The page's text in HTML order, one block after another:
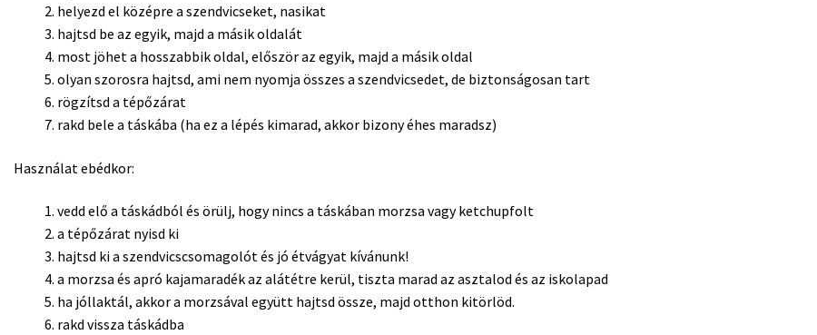
helyezd el középre a szendvicseket, nasikat
hajtsd be az egyik, majd a másik oldalát
most jöhet a hosszabbik oldal, először az egyik, majd a másik oldal
olyan szorosra hajtsd, ami nem nyomja összes a szendvicsedet, de biztonságosan tart
rögzítsd a tépőzárat
rakd bele a táskába (ha ez a lépés kimarad, akkor bizony éhes maradsz)
Használat ebédkor:
vedd elő a táskádból és örülj, hogy nincs a táskában morzsa vagy ketchupfolt
a tépőzárat nyisd ki
hajtsd ki a szendvicscsomagolót és jó étvágyat kívánunk!
a morzsa és apró kajamaradék az alátétre kerül, tiszta marad az asztalod és az iskolapad
ha jóllaktál, akkor a morzsával együtt hajtsd össze, majd otthon kitörlöd.
rakd vissza táskádba